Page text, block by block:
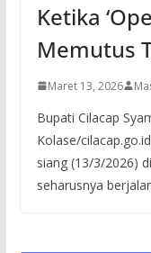
Ketika
Memutus
Maret 13, 2026
Bupati Cilacap
Kolase/
siang (13/3/2026)
seharusnya